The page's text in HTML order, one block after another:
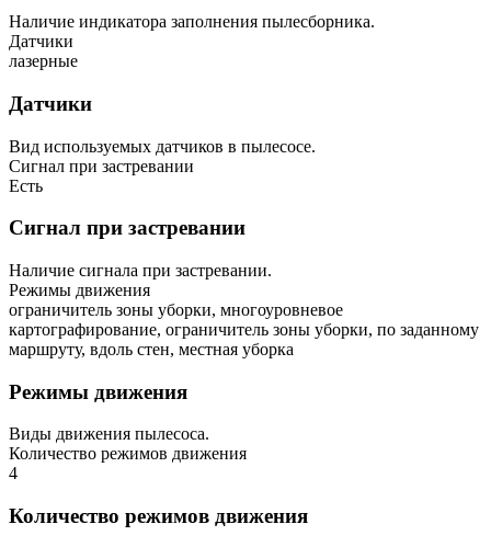
Наличие индикатора заполнения пылесборника.
Датчики
лазерные
Датчики
Вид используемых датчиков в пылесосе.
Сигнал при застревании
Есть
Сигнал при застревании
Наличие сигнала при застревании.
Режимы движения
ограничитель зоны уборки, многоуровневое
картографирование, ограничитель зоны уборки, по заданному
маршруту, вдоль стен, местная уборка
Режимы движения
Виды движения пылесоса.
Количество режимов движения
4
Количество режимов движения